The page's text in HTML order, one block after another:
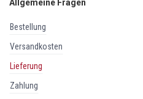
Allgemeine Fragen
bestellung
versandkosten
lieferung
zahlung